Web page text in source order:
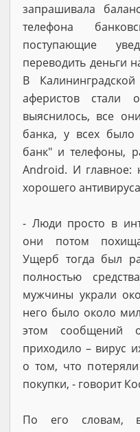
запрашивала
телефона
поступающие
переводить деньги
В
аферистов стали
выяснилось, все
банка, у всех
банк" и телефоны,
Android. И
хорошего
- Люди просто в
они потом
Ущерб тогда был
полностью
мужчины украли
него было около
этом сообщений
приходило – вирус
о том, что
покупки, - говорит
По его словам,